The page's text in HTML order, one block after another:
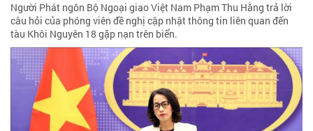
Người Phát ngôn Bộ Ngoại giao Việt Nam Phạm Thu Hằng trả lời
câu hỏi của phóng viên đề nghị cập nhật thông tin liên quan đến
tàu Khôi Nguyên 18 gặp nạn trên biển.